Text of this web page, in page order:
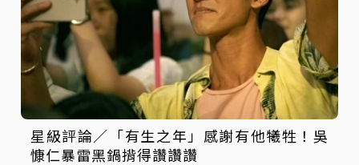
星級評論／「有生之年」感謝有他犧牲！吳
慷仁暴雷黑鍋揹得讚讚讚